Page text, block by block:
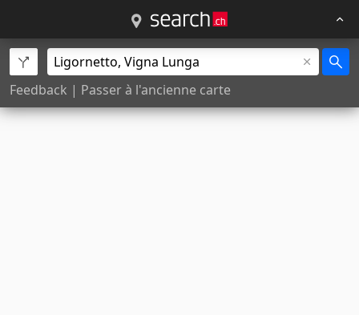
Feedback | Passer à l'ancienne carte